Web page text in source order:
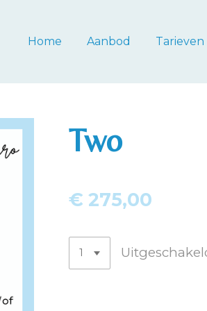
Home Aanbod Tarieven
Two
€ 275,00